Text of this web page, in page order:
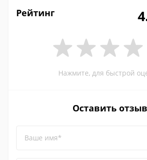
Рейтинг
Нажмите, для быстрой
Оставить отзыв
Ваше имя*